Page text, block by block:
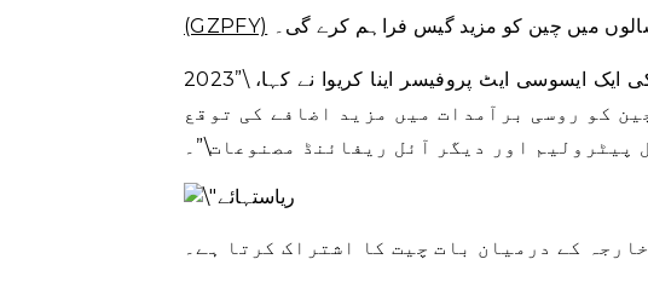
(GZPFY)
ماسکو اسٹیٹ انسٹی ٹیوٹ آف انٹرنیشنل ریلیشنز کی ایک ایسوسی ایٹ پروفیسر اینا کریوا نے کہا، \”2023
کو روسی برآمدات میں مزید اضافے کی توقع
پیٹرولیم اور دیگر آئل ریفائنڈ مصنوعات\”۔
کے درمیان بات چیت کا اشتراک کرتا ہے۔